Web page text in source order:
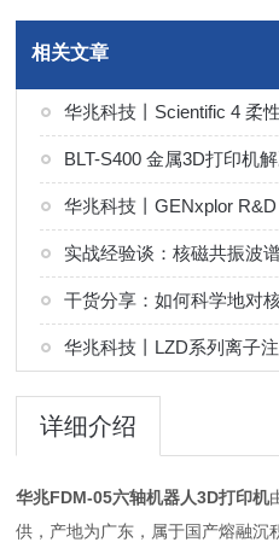
相关文章
华兆科技丨Scientific 4 柔
BLT-S400 金属3D打印机
华兆科技丨LZD系列离子
详细介绍
华兆FDM-05六轴机器人3D打印机
供，产地为广东，属于国产熔融沉